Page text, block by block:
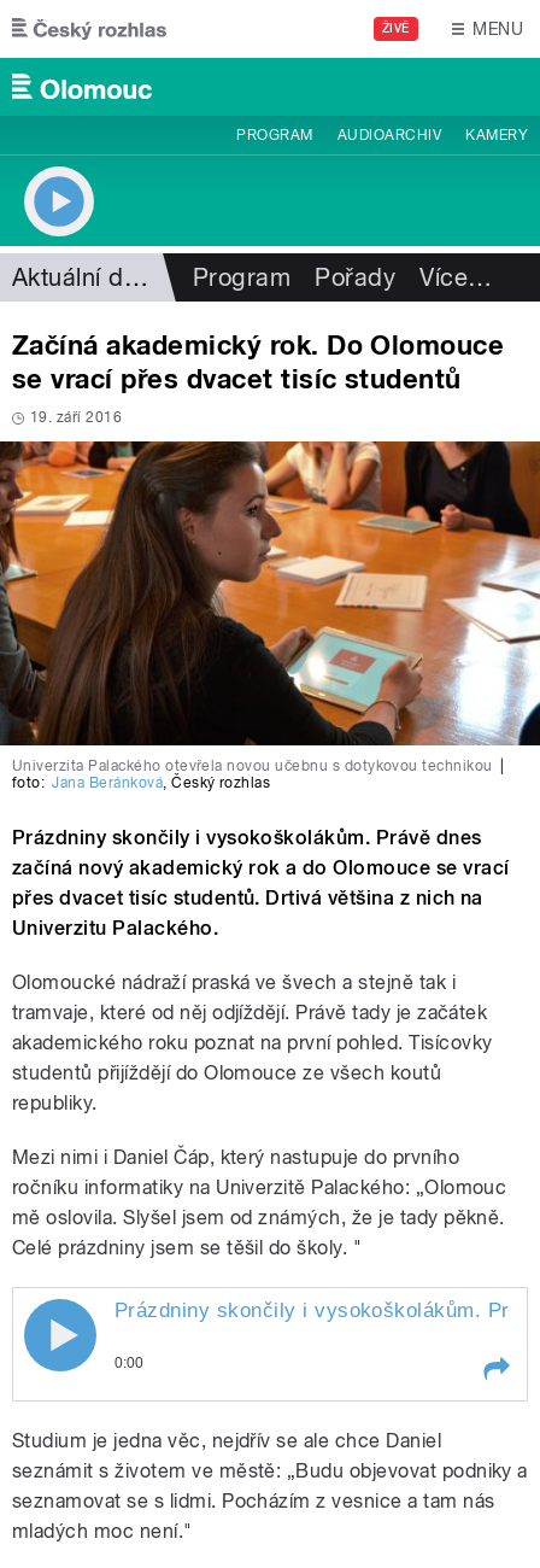
Přejít k hlavnímu obsahu
ŽIVĚ MENU
PROGRAM AUDIOARCHIV KAMERY
Aktuální dění Program Pořady Více…
Začíná akademický rok. Do Olomouce
se vrací přes dvacet tisíc studentů
19. září 2016
Univerzita Palackého otevřela novou učebnu s dotykovou technikou
foto: Jana Beránková,Český rozhlas
Prázdniny skončily i vysokoškolákům. Právě dnes
začíná nový akademický rok a do Olomouce se vrací
přes dvacet tisíc studentů. Drtivá většina z nich na
Univerzitu Palackého.
Olomoucké nádraží praská ve švech a stejně tak i
tramvaje, které od něj odjíždějí. Právě tady je začátek
akademického roku poznat na první pohled. Tisícovky
studentů přijíždějí do Olomouce ze všech koutů
republiky.
Mezi nimi i Daniel Čáp, který nastupuje do prvního
ročníku informatiky na Univerzitě Palackého: „Olomouc
mě oslovila. Slyšel jsem od známých, že je tady pěkně.
Celé prázdniny jsem se těšil do školy. "
Prázdniny skončily i vysokoškolákům.
Právě dnes začíná nový akademický
rok a do Olomouce se vrací přes
dvacet tisíc studentů. Natáčela Jana
Opočenská
Prázdniny skončily i vysokoškolákům.
0:00
vysokoškolákům. Právě dnes
začíná nový akademický rok a
do Olomouce se vrací přes
dvacet tisíc studentů. Natáčela
Jana
Studium je jedna věc, nejdřív se ale chce Daniel
seznámit s životem ve městě: „Budu objevovat podniky a
seznamovat se s lidmi. Pocházím z vesnice a tam nás
mladých moc není."